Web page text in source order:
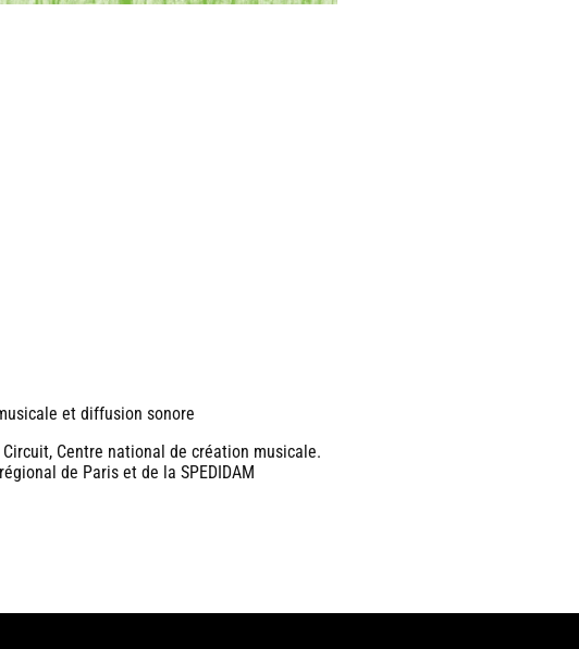
et diffusion sonore
Centre national de création musicale.
de Paris et de la SPEDIDAM